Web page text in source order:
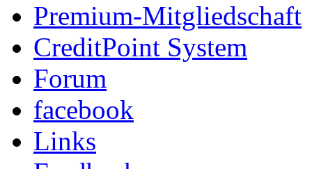
Premium-Mitgliedschaft
CreditPoint System
Forum
facebook
Links